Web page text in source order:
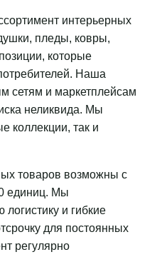
интерьерных
пледы, ковры,
которые
Наша
сетям и маркетплейсам
неликвида. Мы
коллекции, так и
товаров возможны с
единиц. Мы
и гибкие
для постоянных
регулярно